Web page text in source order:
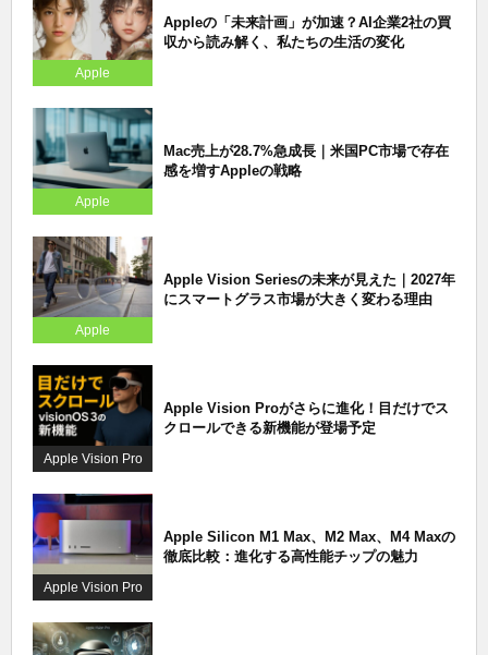
Apple
Appleの「未来計画」が加速？AI企業2社の買
収から読み解く、私たちの生活の変化
Apple
Mac売上が28.7%急成長｜米国PC市場で存在
感を増すAppleの戦略
Apple
Apple Vision Seriesの未来が見えた｜2027年
にスマートグラス市場が大きく変わる理由
Apple Vision Pro
Apple Vision Proがさらに進化！目だけでス
クロールできる新機能が登場予定
Apple Vision Pro
Apple Silicon M1 Max、M2 Max、M4 Maxの
徹底比較：進化する高性能チップの魅力